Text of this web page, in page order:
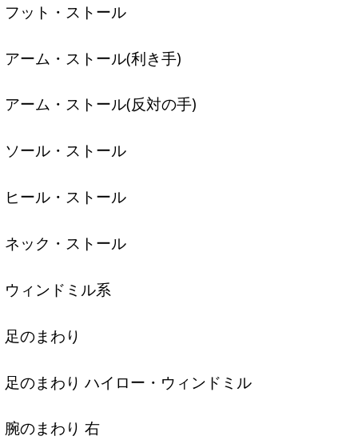
フット・ストール
アーム・ストール(利き手)
アーム・ストール(反対の手)
ソール・ストール
ヒール・ストール
ネック・ストール
ウィンドミル系
足のまわり
足のまわり ハイロー・ウィンドミル
腕のまわり 右